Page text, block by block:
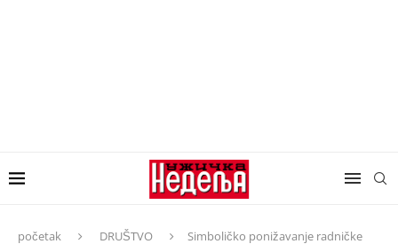
početak DRUŠTVO
Simboličko ponižavanje radničke